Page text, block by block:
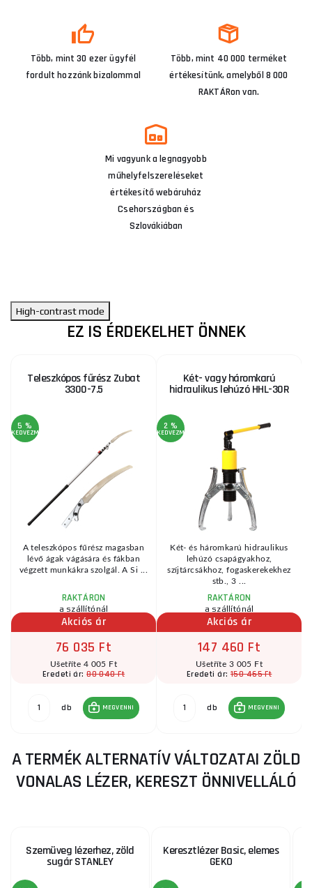
Több, mint 30 ezer ügyfél
fordult hozzánk bizalommal
Több, mint 40 000 terméket
értékesítünk, amelyből 8 000
RAKTÁRon van.
Mi vagyunk a legnagyobb
műhelyfelszereléseket
értékesítő webáruház
Csehországban és
Szlovákiában
High-contrast mode
EZ IS ÉRDEKELHET ÖNNEK
Teleszkópos fűrész Zubat
3300-7.5
5 %
KEDVEZMÉNY
A teleszkópos fűrész magasban
lévő ágak vágására és fákban
végzett munkákra szolgál. A Si ...
RAKTÁRON
a szállítónál
Akciós ár
76 035 Ft
Ušetříte 4 005 Ft
Eredeti ár:80 040 Ft
db MEGVENNI
Két- vagy háromkarú
hidraulikus lehúzó HHL-30R
2 %
KEDVEZMÉNY
Két- és háromkarú hidraulikus
lehúzó csapágyakhoz,
szíjtárcsákhoz, fogaskerekekhez
stb., 3 ...
RAKTÁRON
a szállítónál
Akciós ár
147 460 Ft
Ušetříte 3 005 Ft
Eredeti ár: 150 465 Ft
db MEGVENNI
A TERMÉK ALTERNATÍV VÁLTOZATAI ZÖLD
VONALAS LÉZER, KERESZT ÖNNIVELLÁLÓ
Szemüveg lézerhez, zöld
sugár STANLEY
Keresztlézer Basic, elemes
GEKO